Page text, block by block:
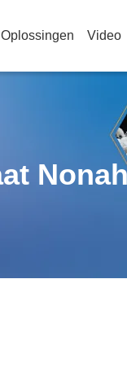
Oplossingen Video